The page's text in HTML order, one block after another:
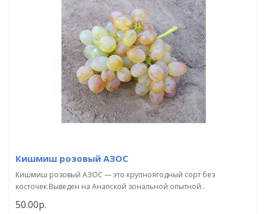
Кишмиш розовый АЗОС
Кишмиш розовый АЗОС — это крупноягодный сорт без
косточек.Выведен на Анапской зональной опытной..
50.00р.